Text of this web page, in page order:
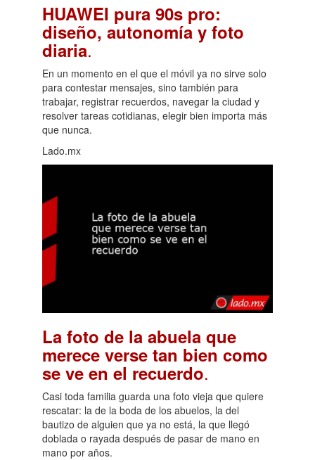
HUAWEI pura 90s pro:
diseño, autonomía y foto
diaria.
En un momento en el que el móvil ya no sirve solo
para contestar mensajes, sino también para
trabajar, registrar recuerdos, navegar la ciudad y
resolver tareas cotidianas, elegir bien importa más
que nunca.
Lado.mx
La foto de la abuela que
merece verse tan bien como
se ve en el recuerdo.
Casi toda familia guarda una foto vieja que quiere
rescatar: la de la boda de los abuelos, la del
bautizo de alguien que ya no está, la que llegó
doblada o rayada después de pasar de mano en
mano por años.